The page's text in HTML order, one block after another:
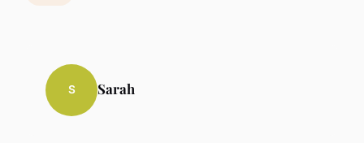
S Sarah